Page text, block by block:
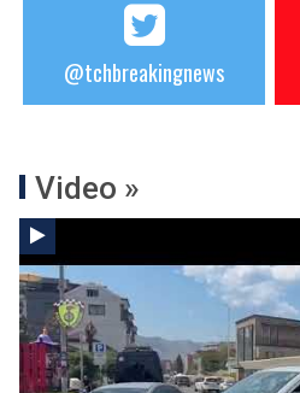
@tchbreakingnews
Video »